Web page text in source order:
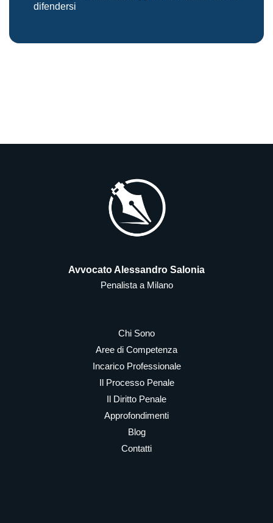
difendersi
Avvocato Alessandro Salonia
Penalista a Milano
Chi Sono
Aree di Competenza
Incarico Professionale
Il Processo Penale
Il Diritto Penale
Approfondimenti
Blog
Contatti